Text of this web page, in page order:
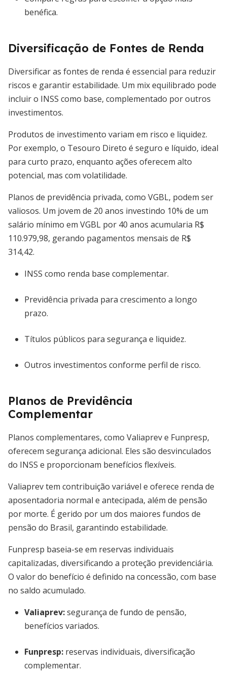
benéfica.
Diversificação de Fontes de Renda
Diversificar as fontes de renda é essencial para reduzir
riscos e garantir estabilidade. Um mix equilibrado pode
incluir o INSS como base, complementado por outros
investimentos.
Produtos de investimento variam em risco e liquidez.
Por exemplo, o Tesouro Direto é seguro e líquido, ideal
para curto prazo, enquanto ações oferecem alto
potencial, mas com volatilidade.
Planos de previdência privada, como VGBL, podem ser
valiosos. Um jovem de 20 anos investindo 10% de um
salário mínimo em VGBL por 40 anos acumularia R$
110.979,98, gerando pagamentos mensais de R$
314,42.
INSS como renda base complementar.
Previdência privada para crescimento a longo
prazo.
Títulos públicos para segurança e liquidez.
Outros investimentos conforme perfil de risco.
Planos de Previdência
Complementar
Planos complementares, como Valiaprev e Funpresp,
oferecem segurança adicional. Eles são desvinculados
do INSS e proporcionam benefícios flexíveis.
Valiaprev tem contribuição variável e oferece renda de
aposentadoria normal e antecipada, além de pensão
por morte. É gerido por um dos maiores fundos de
pensão do Brasil, garantindo estabilidade.
Funpresp baseia-se em reservas individuais
capitalizadas, diversificando a proteção previdenciária.
O valor do benefício é definido na concessão, com base
no saldo acumulado.
Valiaprev:segurança de fundo de pensão,
benefícios variados.
Funpresp: reservas individuais, diversificação
complementar.